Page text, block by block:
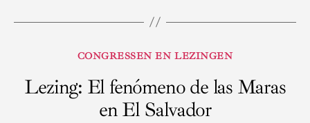
Categorieën
CONGRESSEN EN LEZINGEN
Lezing: El fenómeno de las Maras
en El Salvador